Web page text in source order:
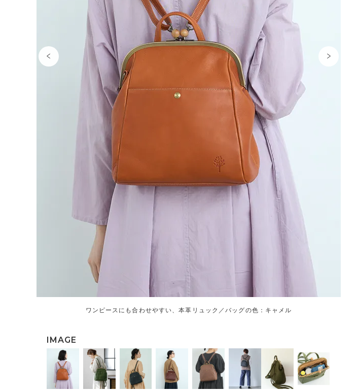
ワンピースにも合わせやすい、本革リュック／バッグの色：キャメル